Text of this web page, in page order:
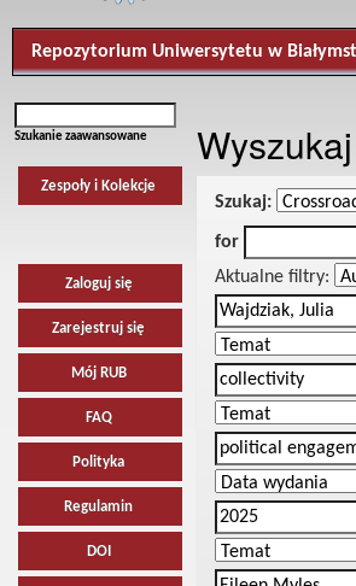
Repozytorium Uniwersytetu w
Szukanie zaawansowane
Zespoły i Kolekcje
Zaloguj się
Zarejestruj się
Mój RUB
FAQ
Polityka
Regulamin
DOI
Wyszukaj
Szukaj:
for
Aktualne filtry: